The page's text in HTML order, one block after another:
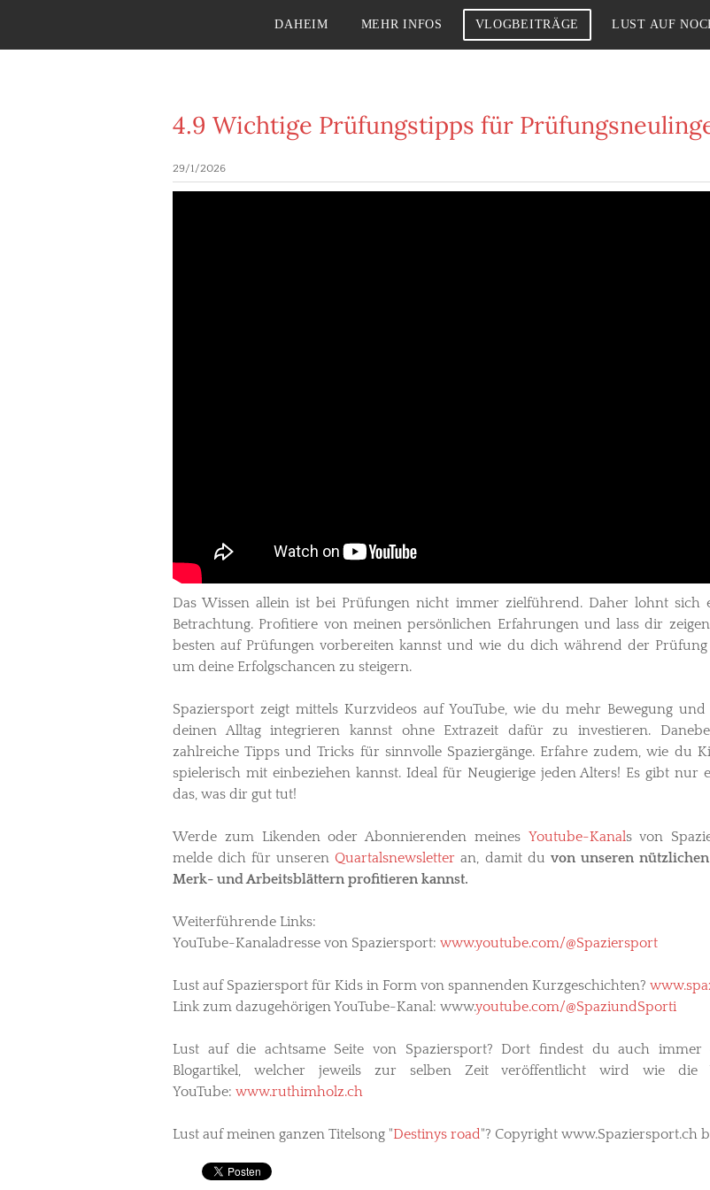
DAHEIM MEHR INFOS VLOGBEITRÄGE LUST AUF
4.9 Wichtige Prüfungstipps für
29/1/2026
Das Wissen allein ist bei Prüfungen nicht immer zielführend. Daher lohnt sich
Betrachtung. Profitiere von meinen persönlichen Erfahrungen und lass dir
besten auf Prüfungen vorbereiten kannst und wie du dich während der Prüfung
um deine Erfolgschancen zu steigern.
Spaziersport zeigt mittels Kurzvideos auf YouTube, wie du mehr Bewegung
deinen Alltag integrieren kannst ohne Extrazeit dafür zu investieren.
zahlreiche Tipps und Tricks für sinnvolle Spaziergänge. Erfahre zudem, wie du
spielerisch mit einbeziehen kannst. Ideal für Neugierige jeden Alters! Es gibt nur
das, was dir gut tut!
Werde zum Likenden oder Abonnierenden meines Youtube-Kanals von
melde dich für unseren Quartalsnewsletter an, damit du von unseren
Merk- und Arbeitsblättern profitieren kannst.
Weiterführende Links:
YouTube-Kanaladresse von Spaziersport: www.youtube.com/@Spaziersport
Lust auf Spaziersport für Kids in Form von spannenden Kurzgeschichten?
Link zum dazugehörigen YouTube-Kanal: www.youtube.com/@SpaziundSporti
Lust auf die achtsame Seite von Spaziersport? Dort findest du auch immer
Blogartikel, welcher jeweils zur selben Zeit veröffentlicht wird wie die
YouTube: www.ruthimholz.ch
Lust auf meinen ganzen Titelsong "Destinys road"? Copyright www.Spaziersport.ch